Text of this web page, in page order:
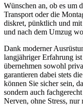
Wünschen an, ob es um
Transport oder die
diskret, pünktlich und
und nach dem Umzug
Dank moderner
langjähriger Erfahrung
übernehmen sowohl
garantieren dabei stets
können Sie sicher sein,
sondern auch
Nerven, ohne Stress, nur